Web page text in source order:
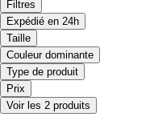
Filtres
Expédié en 24h
Taille
Couleur dominante
Type de produit
Prix
Voir les 2 produits